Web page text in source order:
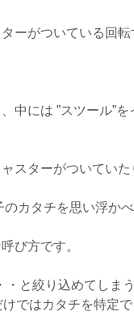
ーがついている回転
中には ”スツール”
スターがついていた
カタチを思い浮か
び方です。
と絞り込めてしまう
ではカタチを特定で